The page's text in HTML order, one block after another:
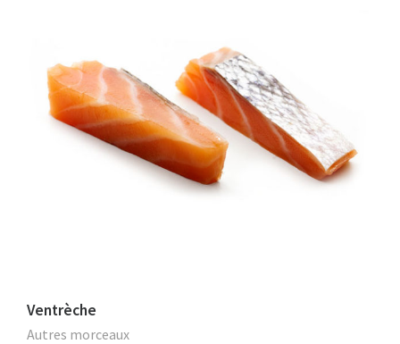
Ventrèche
Autres morceaux